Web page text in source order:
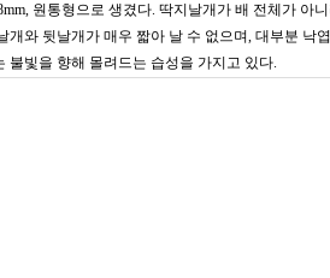
원통형으로 생겼다. 딱지날개가 배 전체가 아
개와 뒷날개가 매우 짧아 날 수 없으며, 대부분 낙
불빛을 향해 몰려드는 습성을 가지고 있다.